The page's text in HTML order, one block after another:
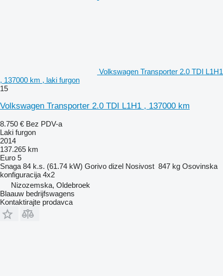
Volkswagen Transporter 2.0 TDI L1H1
, 137000 km , laki furgon
15
Volkswagen Transporter 2.0 TDI L1H1 , 137000 km
8.750 € Bez PDV-a
Laki furgon
2014
137.265 km
Euro 5
Snaga 84 k.s. (61.74 kW) Gorivo dizel Nosivost 847 kg Osovinska
konfiguracija 4x2
Nizozemska, Oldebroek
Blaauw bedrijfswagens
Kontaktirajte prodavca